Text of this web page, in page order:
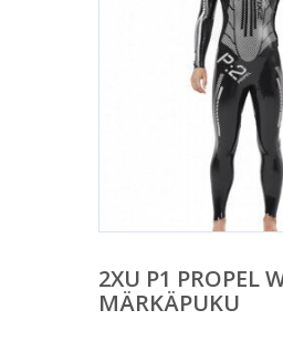
2XU P1 PROPEL
MÄRKÄPUKU